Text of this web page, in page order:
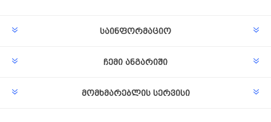
საინფორმაციო
ჩემი ანგარიში
მომხმარებლის სერვისი